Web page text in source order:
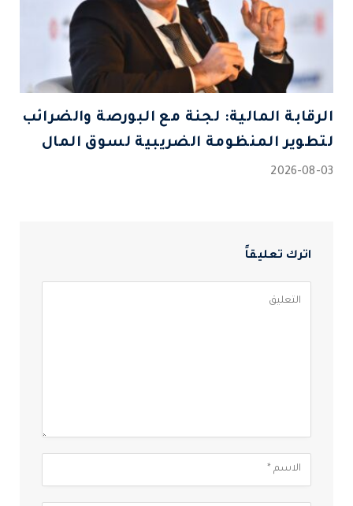
الرقابة المالية: لجنة مع البورصة والضرائب
لتطوير المنظومة الضريبية لسوق المال
2026-08-03
اترك تعليقاً